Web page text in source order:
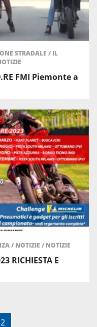
STRADALE / IL
FMI Piemonte a
/ NOTIZIE / NOTIZIE
RICHIESTA E
2